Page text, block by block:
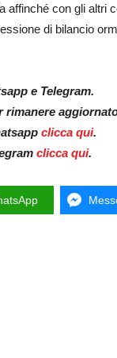
affinché con gli altri
di bilancio
e Telegram.
clicca qui.
clicca qui.